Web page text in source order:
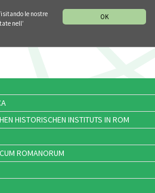
OK
le nostre
nell’
HISTORISCHEN INSTITUTS IN ROM
ROMANORUM